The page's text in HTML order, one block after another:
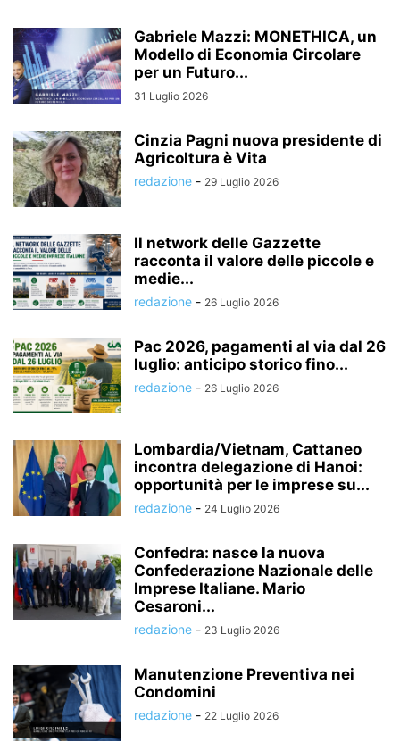
Gabriele Mazzi: MONETHICA, un
Modello di Economia Circolare
per un Futuro...
31 Luglio 2026
Cinzia Pagni nuova presidente di
Agricoltura è Vita
redazione - 29 Luglio 2026
Il network delle Gazzette
racconta il valore delle piccole e
medie...
redazione - 26 Luglio 2026
Pac 2026, pagamenti al via dal 26
luglio: anticipo storico fino...
redazione - 26 Luglio 2026
Lombardia/Vietnam, Cattaneo
incontra delegazione di Hanoi:
opportunità per le imprese su...
redazione - 24 Luglio 2026
Confedra: nasce la nuova
Confederazione Nazionale delle
Imprese Italiane. Mario
Cesaroni...
redazione - 23 Luglio 2026
Manutenzione Preventiva nei
Condomini
redazione - 22 Luglio 2026